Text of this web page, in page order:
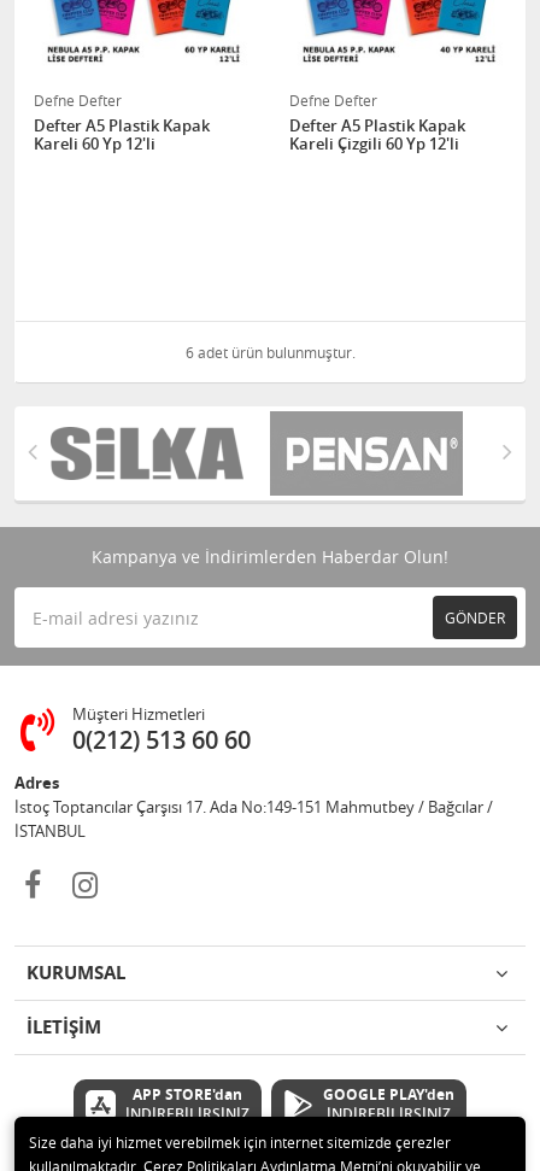
Defne Defter
Defter A5 Plastik Kapak
Kareli 60 Yp 12'li
Defne Defter
Defter A5 Plastik Kapak
Kareli Çizgili 60 Yp 12'li
6 adet ürün bulunmuştur.
Kampanya ve İndirimlerden Haberdar Olun!
GÖNDER
Müşteri Hizmetleri
0(212) 513 60 60
Adres
İstoç Toptancılar Çarşısı 17. Ada No:149-151 Mahmutbey / Bağcılar /
İSTANBUL
KURUMSAL
İLETİŞİM
APP STORE'dan
İNDİREBİLİRSİNİZ
GOOGLE PLAY'den
İNDİREBİLİRSİNİZ
Size daha iyi hizmet verebilmek için internet sitemizde çerezler
kullanılmaktadır. Çerez Politikaları Aydınlatma Metni’ni okuyabilir ve